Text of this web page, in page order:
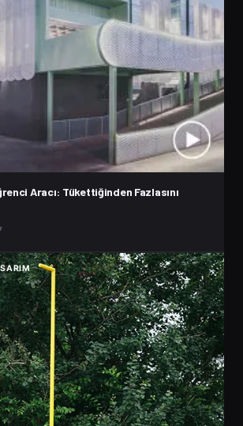
Aracı: Tükettiğinden Fazlasını